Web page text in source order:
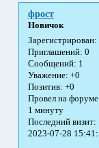
фрост
Новичок
Зарегистрирован:
Приглашений: 0
Сообщений: 1
Уважение: +0
Позитив: +0
Провел на
1 минуту
Последний визит:
2023-07-28